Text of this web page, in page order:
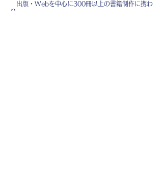
出版・Webを中心に300冊以上の書籍制作に携わ
り、